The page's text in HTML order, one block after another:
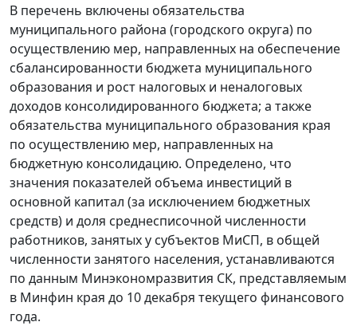
В перечень включены обязательства
муниципального района (городского округа) по
осуществлению мер, направленных на обеспечение
сбалансированности бюджета муниципального
образования и рост налоговых и неналоговых
доходов консолидированного бюджета; а также
обязательства муниципального образования края
по осуществлению мер, направленных на
бюджетную консолидацию. Определено, что
значения показателей объема инвестиций в
основной капитал (за исключением бюджетных
средств) и доля среднесписочной численности
работников, занятых у субъектов МиСП, в общей
численности занятого населения, устанавливаются
по данным Минэкономразвития СК, представляемым
в Минфин края до 10 декабря текущего финансового
года.